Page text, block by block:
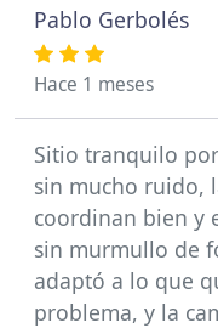
Pablo Gerbolés
Hace 1 meses
Sitio tranquilo
sin mucho ruido,
coordinan bien y
sin murmullo de
adaptó a lo que
problema, y la